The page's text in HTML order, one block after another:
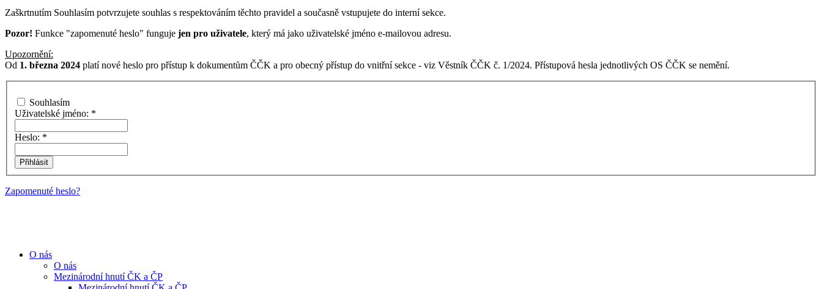
Zaškrtnutím Souhlasím potvrzujete souhlas s respektováním těchto pravidel a současně vstupujete do interní sekce.
Pozor! Funkce "zapomenuté heslo" funguje jen pro uživatele, který má jako uživatelské jméno e-mailovou adresu.
Upozornění:
Od 1. března 2024 platí nové heslo pro přístup k dokumentům ČČK a pro obecný přístup do vnitřní sekce - viz Věstník ČČK č. 1/2024. Přístupová hesla jednotlivých OS ČČK se nemění.
Souhlasím
Uživatelské jméno: *
Heslo: *
Zapomenuté heslo?
O nás
O nás
Mezinárodní hnutí ČK a ČP